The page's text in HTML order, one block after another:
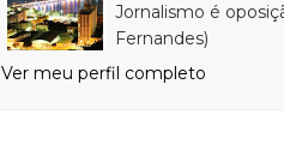
Jornalismo é
Fernandes)
Ver meu perfil completo